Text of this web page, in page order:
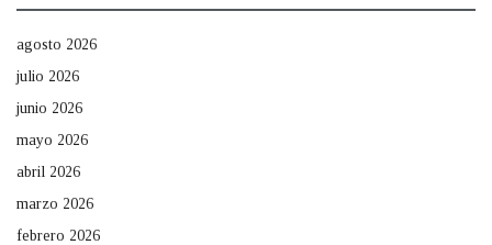
agosto 2026
julio 2026
junio 2026
mayo 2026
abril 2026
marzo 2026
febrero 2026